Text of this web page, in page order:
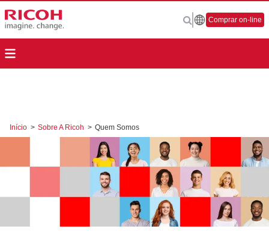
Comprar on-line
Início > Sobre A Ricoh > Quem Somos